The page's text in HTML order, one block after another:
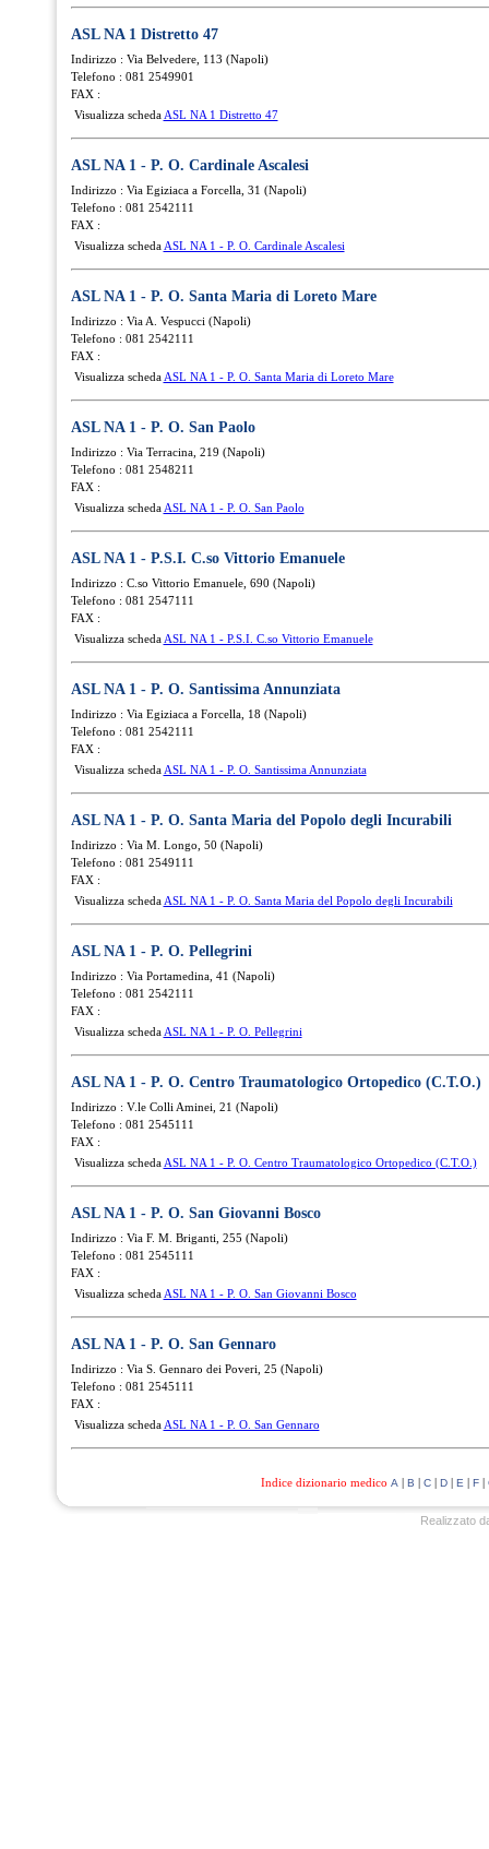
ASL NA 1 Distretto 47
Indirizzo : Via Belvedere, 113 (Napoli)
Telefono : 081 2549901
FAX :
Visualizza scheda ASL NA 1 Distretto 47
ASL NA 1 - P. O. Cardinale Ascalesi
Indirizzo : Via Egiziaca a Forcella, 31 (Napoli)
Telefono : 081 2542111
FAX :
Visualizza scheda ASL NA 1 - P. O. Cardinale Ascalesi
ASL NA 1 - P. O. Santa Maria di Loreto Mare
Indirizzo : Via A. Vespucci (Napoli)
Telefono : 081 2542111
FAX :
Visualizza scheda ASL NA 1 - P. O. Santa Maria di Loreto Mare
ASL NA 1 - P. O. San Paolo
Indirizzo : Via Terracina, 219 (Napoli)
Telefono : 081 2548211
FAX :
Visualizza scheda ASL NA 1 - P. O. San Paolo
ASL NA 1 - P.S.I. C.so Vittorio Emanuele
Indirizzo : C.so Vittorio Emanuele, 690 (Napoli)
Telefono : 081 2547111
FAX :
Visualizza scheda ASL NA 1 - P.S.I. C.so Vittorio Emanuele
ASL NA 1 - P. O. Santissima Annunziata
Indirizzo : Via Egiziaca a Forcella, 18 (Napoli)
Telefono : 081 2542111
FAX :
Visualizza scheda ASL NA 1 - P. O. Santissima Annunziata
ASL NA 1 - P. O. Santa Maria del Popolo degli Incurabili
Indirizzo : Via M. Longo, 50 (Napoli)
Telefono : 081 2549111
FAX :
Visualizza scheda ASL NA 1 - P. O. Santa Maria del Popolo degli Incurabili
ASL NA 1 - P. O. Pellegrini
Indirizzo : Via Portamedina, 41 (Napoli)
Telefono : 081 2542111
FAX :
Visualizza scheda ASL NA 1 - P. O. Pellegrini
ASL NA 1 - P. O. Centro Traumatologico Ortopedico (C.T.O.)
Indirizzo : V.le Colli Aminei, 21 (Napoli)
Telefono : 081 2545111
FAX :
Visualizza scheda ASL NA 1 - P. O. Centro Traumatologico Ortopedico (C.T.O.)
ASL NA 1 - P. O. San Giovanni Bosco
Indirizzo : Via F. M. Briganti, 255 (Napoli)
Telefono : 081 2545111
FAX :
Visualizza scheda ASL NA 1 - P. O. San Giovanni Bosco
ASL NA 1 - P. O. San Gennaro
Indirizzo : Via S. Gennaro dei Poveri, 25 (Napoli)
Telefono : 081 2545111
FAX :
Visualizza scheda ASL NA 1 - P. O. San Gennaro
Indice dizionario medico A | B | C| D| E | F|
Realizzato